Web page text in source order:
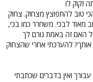
זקוק לו
טוב להתפוצץ מצחוק. צחוק
מאוד לבכי. משחרר כמו בכי,
האם זה באמת גורם לך
להערכתי אחרי שהצחוק
ואין בדברים שכתבתי